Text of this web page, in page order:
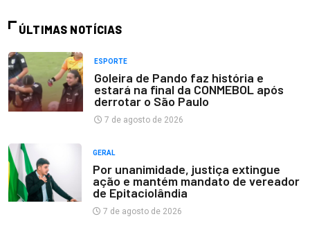
ÚLTIMAS NOTÍCIAS
ESPORTE
Goleira de Pando faz história e
estará na final da CONMEBOL após
derrotar o São Paulo
7 de agosto de 2026
GERAL
Por unanimidade, justiça extingue
ação e mantém mandato de vereador
de Epitaciolândia
7 de agosto de 2026